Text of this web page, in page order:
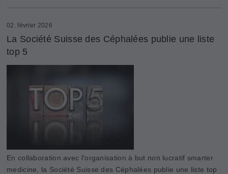
02. février 2026
La Société Suisse des Céphalées publie une liste
top 5
En collaboration avec l'organisation à but non lucratif smarter
medicine, la Société Suisse des Céphalées publie une liste top